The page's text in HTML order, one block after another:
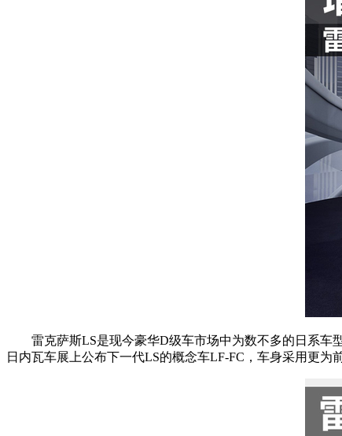
雷克萨斯LS是现今豪华D级车市场中为数不多的日系车
日内瓦车展上公布下一代LS的概念车LF-FC，车身采用更为